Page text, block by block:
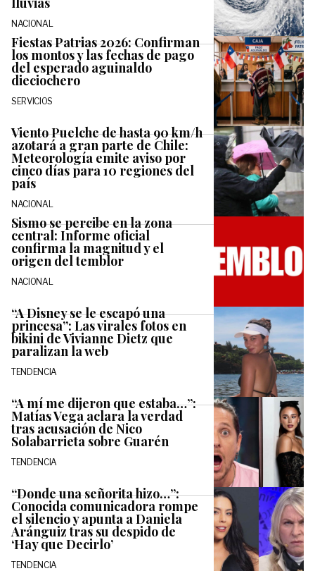
NACIONAL
Fiestas Patrias 2026: Confirman
los montos y las fechas de pago
del esperado aguinaldo
dieciochero
SERVICIOS
Viento Puelche de hasta 90 km/h
azotará a gran parte de Chile:
Meteorología emite aviso por
cinco días para 10 regiones del
país
NACIONAL
Sismo se percibe en la zona
central: Informe oficial
confirma la magnitud y el
origen del temblor
NACIONAL
“A Disney se le escapó una
princesa”: Las virales fotos en
bikini de Vivianne Dietz que
paralizan la web
TENDENCIA
“A mí me dijeron que estaba…”:
Matías Vega aclara la verdad
tras acusación de Nico
Solabarrieta sobre Guarén
TENDENCIA
“Donde una señorita hizo…”:
Conocida comunicadora rompe
el silencio y apunta a Daniela
Aránguiz tras su despido de
‘Hay que Decirlo’
TENDENCIA